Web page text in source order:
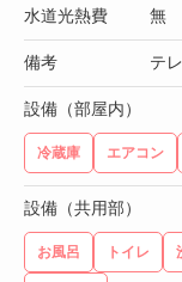
水道光熱費 無
備考 テ
設備（部屋内）
冷蔵庫 エアコン
設備（共用部）
お風呂 トイレ